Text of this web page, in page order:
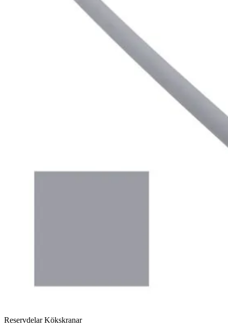
Reservdelar Kökskranar